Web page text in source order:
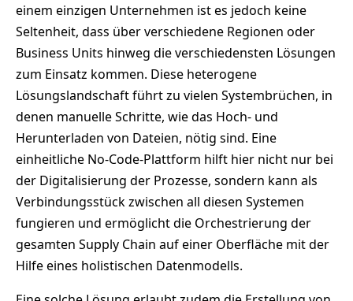
einem einzigen Unternehmen ist es jedoch keine
Seltenheit, dass über verschiedene Regionen oder
Business Units hinweg die verschiedensten Lösungen
zum Einsatz kommen. Diese heterogene
Lösungslandschaft führt zu vielen Systembrüchen, in
denen manuelle Schritte, wie das Hoch- und
Herunterladen von Dateien, nötig sind. Eine
einheitliche No-Code-Plattform hilft hier nicht nur bei
der Digitalisierung der Prozesse, sondern kann als
Verbindungsstück zwischen all diesen Systemen
fungieren und ermöglicht die Orchestrierung der
gesamten Supply Chain auf einer Oberfläche mit der
Hilfe eines holistischen Datenmodells.